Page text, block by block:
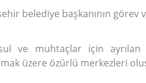
belediye başkanının görev
ve muhtaçlar için
üzere özürlü merkezleri